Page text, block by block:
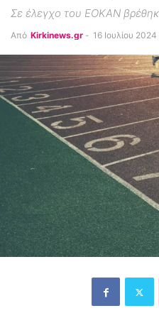
Σε έλεγχο του ΕΟΚΑΝ
Από Kirkinews.gr - 16 Ιουλίου 2024